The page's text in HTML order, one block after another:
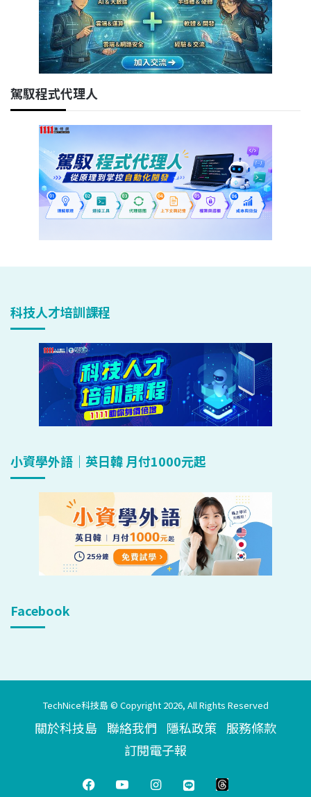
駕馭程式代理人
科技人才培訓課程
小資學外語｜英日韓 月付1000元起
Facebook
TechNice科技島 © Copyright 2026, All Rights Reserved
關於科技島 聯絡我們 隱私政策 服務條款
訂閱電子報